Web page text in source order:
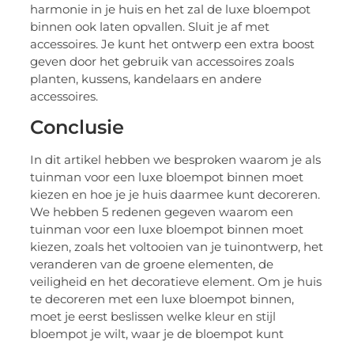
harmonie in je huis en het zal de luxe bloempot
binnen ook laten opvallen. Sluit je af met
accessoires. Je kunt het ontwerp een extra boost
geven door het gebruik van accessoires zoals
planten, kussens, kandelaars en andere
accessoires.
Conclusie
In dit artikel hebben we besproken waarom je als
tuinman voor een luxe bloempot binnen moet
kiezen en hoe je je huis daarmee kunt decoreren.
We hebben 5 redenen gegeven waarom een
tuinman voor een luxe bloempot binnen moet
kiezen, zoals het voltooien van je tuinontwerp, het
veranderen van de groene elementen, de
veiligheid en het decoratieve element. Om je huis
te decoreren met een luxe bloempot binnen,
moet je eerst beslissen welke kleur en stijl
bloempot je wilt, waar je de bloempot kunt